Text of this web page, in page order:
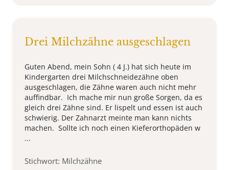
Drei Milchzähne ausgeschlagen
Guten Abend, mein Sohn ( 4 J.) hat sich heute im
Kindergarten drei Milchschneidezähne oben
ausgeschlagen, die Zähne waren auch nicht mehr
auffindbar. Ich mache mir nun große Sorgen, da es
gleich drei Zähne sind. Er lispelt und essen ist auch
schwierig. Der Zahnarzt meinte man kann nichts
machen. Sollte ich noch einen Kieferorthopäden w
...
Stichwort: Milchzähne